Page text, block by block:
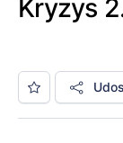
Kryzys